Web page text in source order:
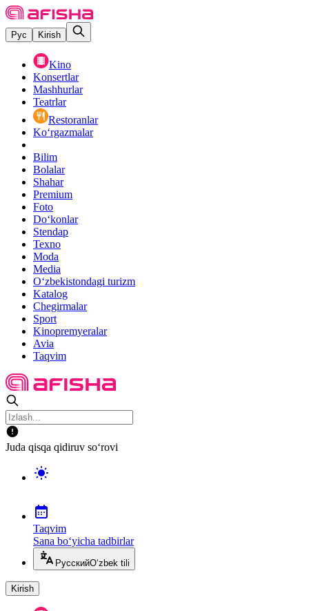
Рус Kirish
Kino
Konsertlar
Mashhurlar
Teatrlar
Restoranlar
Ko‘rgazmalar
Bilim
Bolalar
Shahar
Premium
Foto
Do‘konlar
Stendap
Texno
Moda
Media
O‘zbekistondagi turizm
Katalog
Chegirmalar
Sport
Kinopremyeralar
Avia
Taqvim
Juda qisqa qidiruv so‘rovi
Taqvim
Sana bo‘yicha tadbirlar
РусскийO‘zbek tili
Kirish